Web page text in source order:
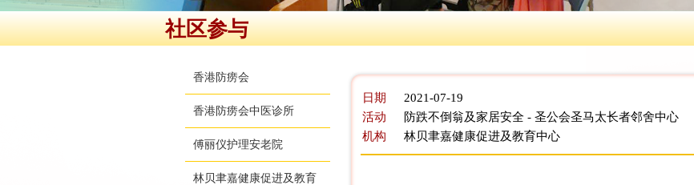
社区参与
香港防痨会
香港防痨会中医诊所
傅丽仪护理安老院
林贝聿嘉健康促进及教育
日期
2021-07-19
活动
防跌不倒翁及家居安全 - 圣公会圣马太长者邻舍中心
机构
林贝聿嘉健康促进及教育中心